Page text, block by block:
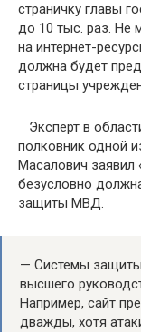
страничку главы
до 10 тыс. раз. Не
на интернет-
должна будет
страницы
Эксперт в
полковник одной
Масалович
безусловно
защиты МВД.
— Системы защиты
высшего
Например, сайт
дважды, хотя